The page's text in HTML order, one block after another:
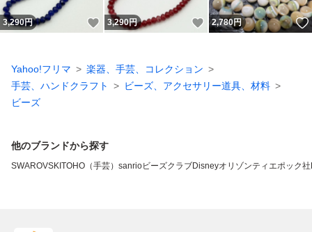
3,290円 いいね！
3,290円 いいね！
2,780円
Yahoo!フリマ
楽器、手芸、コレクション
手芸、ハンドクラフト
ビーズ、アクセサリー道具、材料
ビーズ
他のブランドから探す
SWAROVSKI TOHO（手芸） sanrioビーズクラブDisneyオリゾンティ エポック社